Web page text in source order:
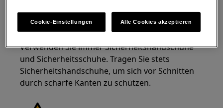
Gehen Sie immer vorsichtig vor, wenn Sie Geräte
bewegen. Für schwere Geräte ist es am
sichersten, wenn zwei Personen sie bewegen.
Verwenden Sie immer Sicherheitshandschuhe
und Sicherheitsschuhe. Tragen Sie stets
Sicherheitshandschuhe, um sich vor Schnitten
durch scharfe Kanten zu schützen.
Cookie-Einstellungen Alle Cookies akzeptieren